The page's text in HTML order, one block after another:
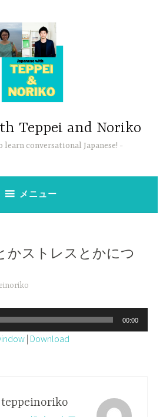
Teppei and Noriko
learn conversational Japanese!
メニュー
かストレスとかにつ
00:00
| Download
teppeinoriko